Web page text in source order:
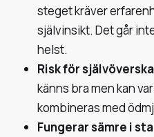
steget kräver
självinsikt. Det går
helst.
Risk för
känns bra men kan
kombineras med
Fungerar sämre i